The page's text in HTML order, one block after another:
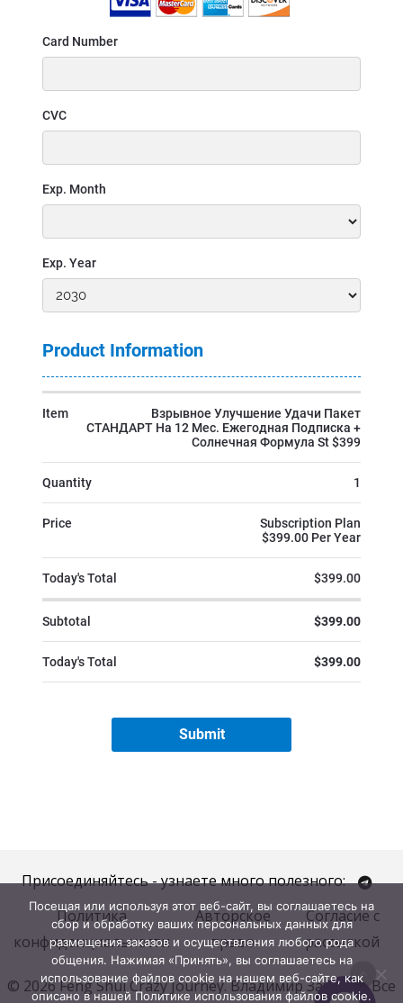
Присоединяйтесь - узнаете много полезного:
Политика
конфиденциальности
Авторское
право
Согласие с
рассылкой
© 2026 Feng Shui Crazy Journey. Владимир Захаров. Все
Посещая или используя этот веб-сайт, вы соглашаетесь на
сбор и обработку ваших персональных данных для
размещения заказов и осуществления любого рода
общения. Нажимая «Принять», вы соглашаетесь на
использование файлов cookie на нашем веб-сайте, как
описано в нашей Политике использования файлов cookie.